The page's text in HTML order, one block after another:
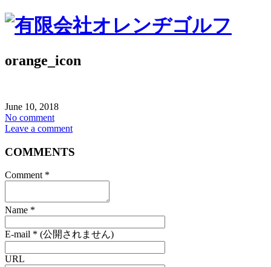
orange_icon
June 10, 2018
No comment
Leave a comment
COMMENTS
Comment *
Name *
E-mail * (公開されません)
URL